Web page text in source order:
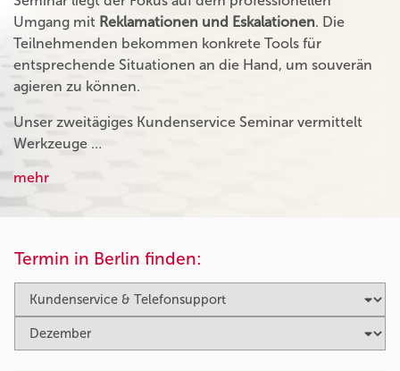
Umgang mit Reklamationen und Eskalationen. Die
Teilnehmenden bekommen konkrete Tools für
entsprechende Situationen an die Hand, um souverän
agieren zu können.
Unser zweitägiges Kundenservice Seminar vermittelt
Werkzeuge …
mehr
Termin in Berlin finden: